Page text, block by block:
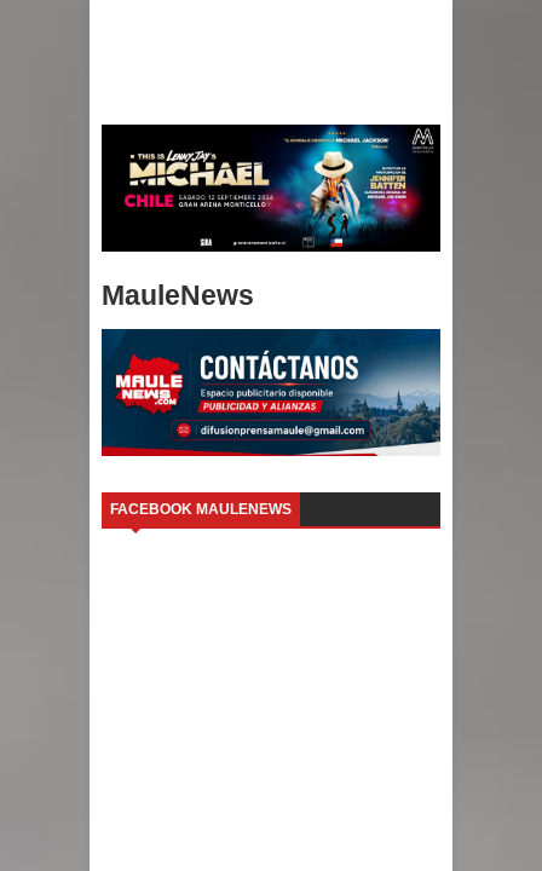
MauleNews
FACEBOOK MAULENEWS